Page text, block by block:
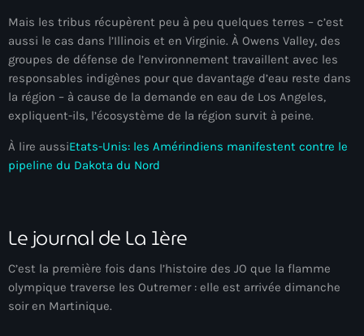
Art & Culture
art and culture
Art Haiti
Art x Ayiti
Artibonite Department
artist
Artist Manuel Mathieu
Arts
Mais les tribus récupèrent peu à peu quelques terres – c’est
aussi le cas dans l’Illinois et en Virginie. À Owens Valley, des
groupes de défense de l’environnement travaillent avec les
responsables indigènes pour que davantage d’eau reste dans
la région – à cause de la demande en eau de Los Angeles,
expliquent-ils, l’écosystème de la région survit à peine.
À lire aussiEtats-Unis: les Amérindiens manifestent contre le
pipeline du Dakota du Nord
Le journal de La 1ère
C’est la première fois dans l’histoire des JO que la flamme
olympique traverse les Outremer : elle est arrivée dimanche
soir en Martinique.